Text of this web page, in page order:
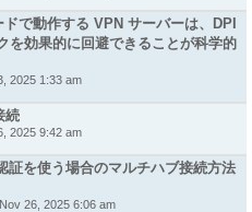
で動作する VPN サーバーは、DPI
を効果的に回避できることが科学的
2025 1:33 am
続
2025 9:42 am
証を使う場合のマルチハブ接続方法
26, 2025 6:06 am